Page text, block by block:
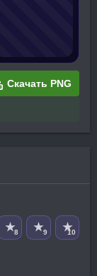
Скачать PNG
★8 ★9 ★10